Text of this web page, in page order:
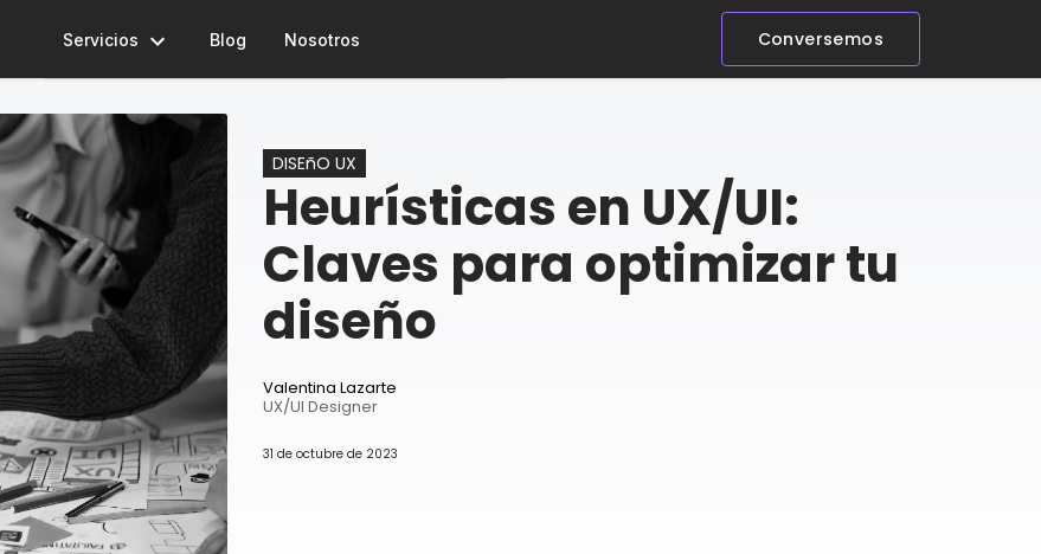
Servicios
Consulting
User Experience & User Interface
Development
Diagnóstico y Automatización con IA
Blog Nosotros Conversemos
DISEñO UX
Heurísticas en UX/UI:
Claves para optimizar tu
diseño
Valentina Lazarte
UX/UI Designer
31 de octubre de 2023